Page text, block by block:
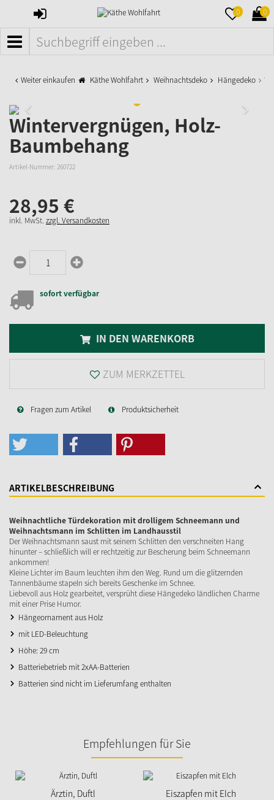
ANMELDEN 0 0
MENÜ
Weiter einkaufen Käthe Wohlfahrt Weihnachtsdeko Hängedeko
Wintervergnügen, Holz-
Baumbehang
Artikel-Nummer: 260722
28,95 €
inkl. MwSt. zzgl. Versandkosten
sofort verfügbar
IN DEN WARENKORB
ZUM MERKZETTEL
Fragen zum Artikel Produktsicherheit
ARTIKELBESCHREIBUNG
Weihnachtliche Türdekoration mit drolligem Schneemann und
Weihnachtsmann im Schlitten im Landhausstil
Der Weihnachtsmann saust mit seinem Schlitten den verschneiten Hang
hinunter – schließlich will er rechtzeitig zur Bescherung beim Schneemann
ankommen!
Kleine Lichter im Baum leuchten ihm den Weg. Rund um die glitzernden
Tannenbäume stapeln sich bereits Geschenke im Schnee.
Liebevoll aus Holz gearbeitet, versprüht diese Hängedeko ländlichen Charme
mit einer Prise Humor.
Hängeornament aus Holz
mit LED-Beleuchtung
Höhe: 29 cm
Batteriebetrieb mit 2xAA-Batterien
Batterien sind nicht im Lieferumfang enthalten
Empfehlungen für Sie
Ärztin, Duftl Eiszapfen mit Elch